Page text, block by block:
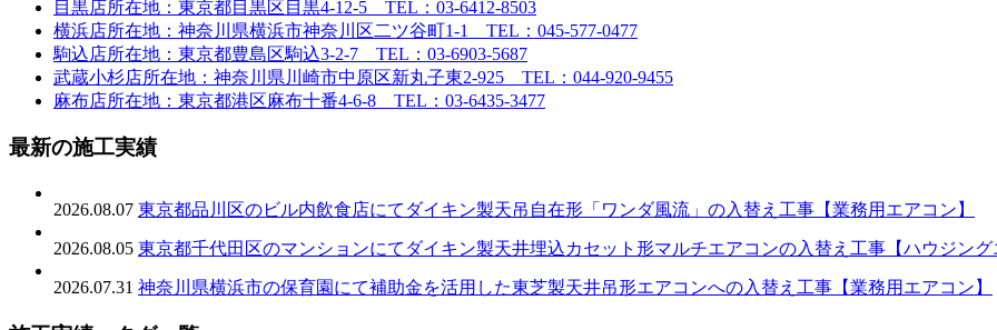
目黒店所在地：東京都目黒区目黒4-12-5 TEL：03-6412-8503
横浜店所在地：神奈川県横浜市神奈川区二ツ谷町1-1 TEL：045-577-0477
駒込店所在地：東京都豊島区駒込3-2-7 TEL：03-6903-5687
武蔵小杉店所在地：神奈川県川崎市中原区新丸子東2-925 TEL：044-920-9455
麻布店所在地：東京都港区麻布十番4-6-8 TEL：03-6435-3477
最新の施工実績
2026.08.07 東京都品川区のビル内飲食店にてダイキン製天吊自在形「ワンダ風流」の入替え工事【業務用エアコン】
2026.08.05 東京都千代田区のマンションにてダイキン製天井埋込カセット形マルチエアコンの入替え工事【ハウジング
2026.07.31 神奈川県横浜市の保育園にて補助金を活用した東芝製天井吊形エアコンへの入替え工事【業務用エアコン】